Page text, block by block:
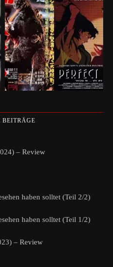
BEITRÄGE
– Review
haben solltet (Teil 2/2)
haben solltet (Teil 1/2)
– Review